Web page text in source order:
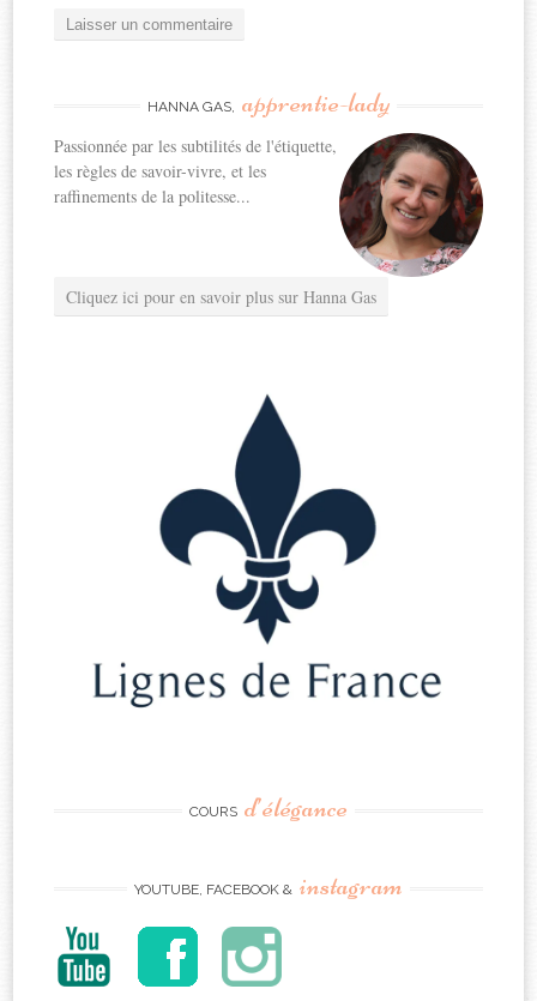
HANNA GAS, apprentie-lady
Passionnée par les subtilités de l'étiquette,
les règles de savoir-vivre, et les
raffinements de la politesse...
Cliquez ici pour en savoir plus sur Hanna Gas
COURS d’élégance
YOUTUBE, FACEBOOK & instagram